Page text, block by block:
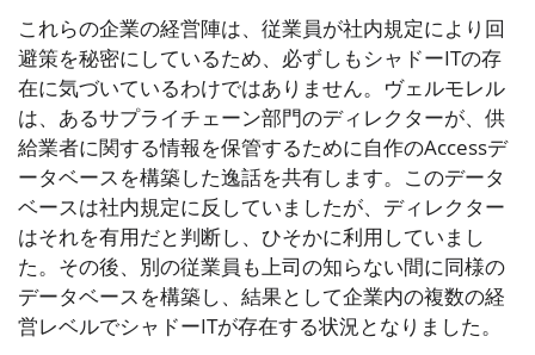
これらの企業の経営陣は、従業員が社内規定により回
避策を秘密にしているため、必ずしもシャドーITの存
在に気づいているわけではありません。ヴェルモレル
は、あるサプライチェーン部門のディレクターが、供
給業者に関する情報を保管するために自作のAccessデ
ータベースを構築した逸話を共有します。このデータ
ベースは社内規定に反していましたが、ディレクター
はそれを有用だと判断し、ひそかに利用していまし
た。その後、別の従業員も上司の知らない間に同様の
データベースを構築し、結果として企業内の複数の経
営レベルでシャドーITが存在する状況となりました。